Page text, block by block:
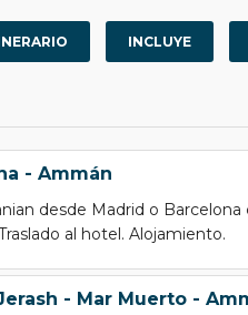
INCLUYE
- Ammán
desde Madrid o
al hotel. Alojamiento.
- Mar Muerto -